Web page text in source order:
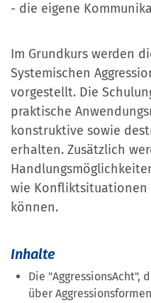
- die eigene
Im Grundkurs werden
Systemischen
vorgestellt. Die
praktische
konstruktive sowie
erhalten. Zusätzlich
wie
können.
Inhalte
Die "AggressionsAcht",
über